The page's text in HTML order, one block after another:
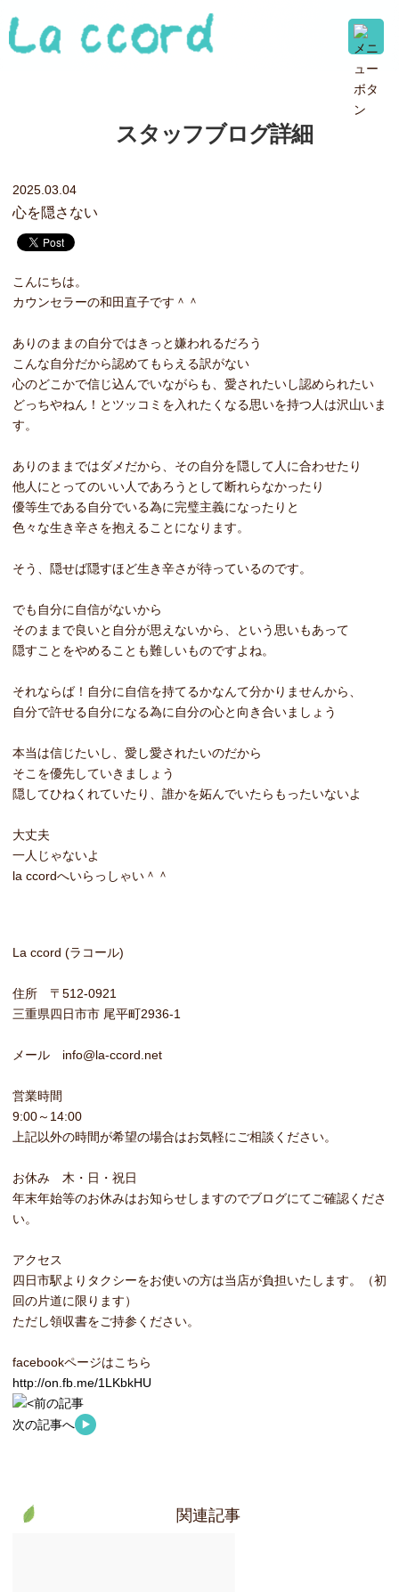
スタッフブログ詳細
2025.03.04
心を隠さない
こんにちは。
カウンセラーの和田直子です＾＾
ありのままの自分ではきっと嫌われるだろう
こんな自分だから認めてもらえる訳がない
心のどこかで信じ込んでいながらも、愛されたいし認められたい
どっちやねん！とツッコミを入れたくなる思いを持つ人は沢山いま
す。
ありのままではダメだから、その自分を隠して人に合わせたり
他人にとってのいい人であろうとして断れらなかったり
優等生である自分でいる為に完璧主義になったりと
色々な生き辛さを抱えることになります。
そう、隠せば隠すほど生き辛さが待っているのです。
でも自分に自信がないから
そのままで良いと自分が思えないから、という思いもあって
隠すことをやめることも難しいものですよね。
それならば！自分に自信を持てるかなんて分かりませんから、
自分で許せる自分になる為に自分の心と向き合いましょう
本当は信じたいし、愛し愛されたいのだから
そこを優先していきましょう
隠してひねくれていたり、誰かを妬んでいたらもったいないよ
大丈夫
一人じゃないよ
la ccordへいらっしゃい＾＾
La ccord (ラコール)
住所 〒512-0921
三重県四日市市 尾平町2936-1
メール info@la-ccord.net
営業時間
9:00～14:00
上記以外の時間が希望の場合はお気軽にご相談ください。
お休み 木・日・祝日
年末年始等のお休みはお知らせしますのでブログにてご確認くださ
い。
アクセス
四日市駅よりタクシーをお使いの方は当店が負担いたします。（初
回の片道に限ります）
ただし領収書をご持参ください。
facebookページはこちら
http://on.fb.me/1LKbkHU
前の記事
次の記事へ
関連記事